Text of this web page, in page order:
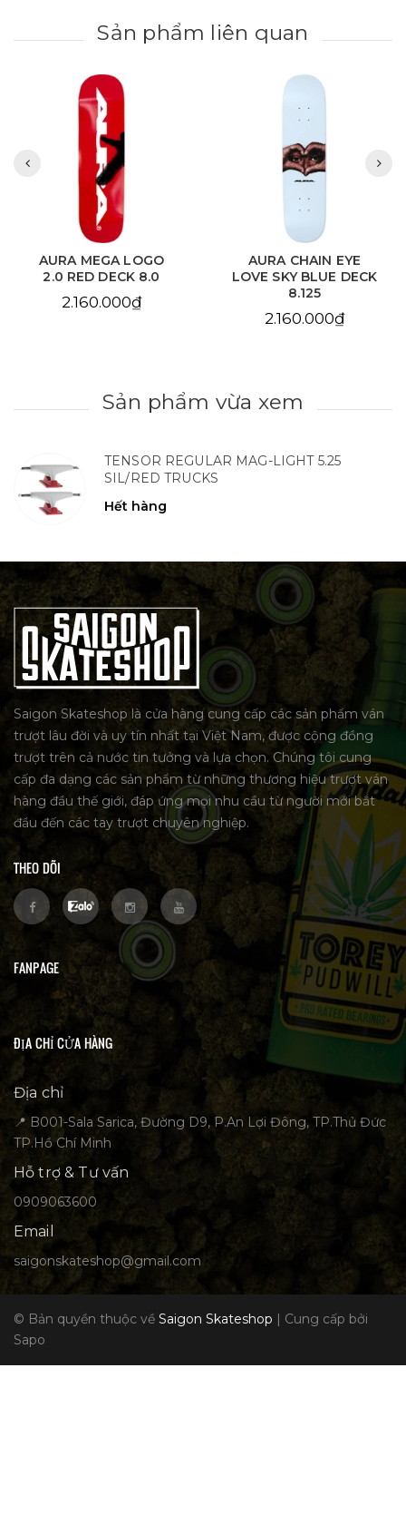
Sản phẩm liên quan
AURA MEGA LOGO
2.0 RED DECK 8.0
2.160.000₫
AURA CHAIN EYE
LOVE SKY BLUE DECK
8.125
2.160.000₫
Sản phẩm vừa xem
TENSOR REGULAR MAG-LIGHT 5.25
SIL/RED TRUCKS
Hết hàng
Saigon Skateshop là cửa hàng cung cấp các sản phẩm ván
trượt lâu đời và uy tín nhất tại Việt Nam, được cộng đồng
trượt trên cả nước tin tưởng và lựa chọn. Chúng tôi cung
cấp đa dạng các sản phẩm từ những thương hiệu trượt ván
hàng đầu thế giới, đáp ứng mọi nhu cầu từ người mới bắt
đầu đến các tay trượt chuyên nghiệp.
THEO DÕI
FANPAGE
ĐỊA CHỈ CỬA HÀNG
Địa chỉ
📍 B001-Sala Sarica, Đường D9, P.An Lợi Đông, TP.Thủ Đức
TP.Hồ Chí Minh
Hỗ trợ & Tư vấn
0909063600
Email
saigonskateshop@gmail.com
© Bản quyền thuộc về Saigon Skateshop | Cung cấp bởi
Sapo